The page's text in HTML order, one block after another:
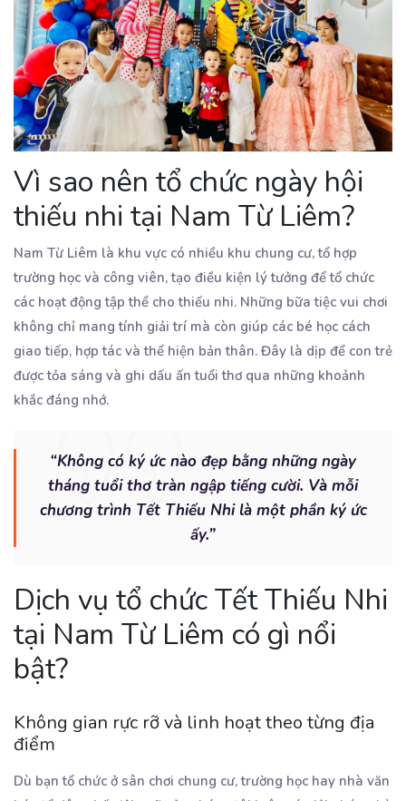
Vì sao nên tổ chức ngày hội
thiếu nhi tại Nam Từ Liêm?
Nam Từ Liêm là khu vực có nhiều khu chung cư, tổ hợp
trường học và công viên, tạo điều kiện lý tưởng để tổ chức
các hoạt động tập thể cho thiếu nhi. Những bữa tiệc vui chơi
không chỉ mang tính giải trí mà còn giúp các bé học cách
giao tiếp, hợp tác và thể hiện bản thân. Đây là dịp để con trẻ
được tỏa sáng và ghi dấu ấn tuổi thơ qua những khoảnh
khắc đáng nhớ.
“Không có ký ức nào đẹp bằng những ngày
tháng tuổi thơ tràn ngập tiếng cười. Và mỗi
chương trình Tết Thiếu Nhi là một phần ký ức
ấy.”
Dịch vụ tổ chức Tết Thiếu Nhi
tại Nam Từ Liêm có gì nổi
bật?
Không gian rực rỡ và linh hoạt theo từng địa
điểm
Dù bạn tổ chức ở sân chơi chung cư, trường học hay nhà văn